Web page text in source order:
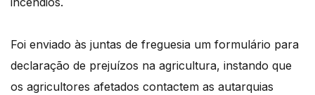
Foi enviado às juntas de freguesia um formulário para
declaração de prejuízos na agricultura, instando que
os agricultores afetados contactem as autarquias